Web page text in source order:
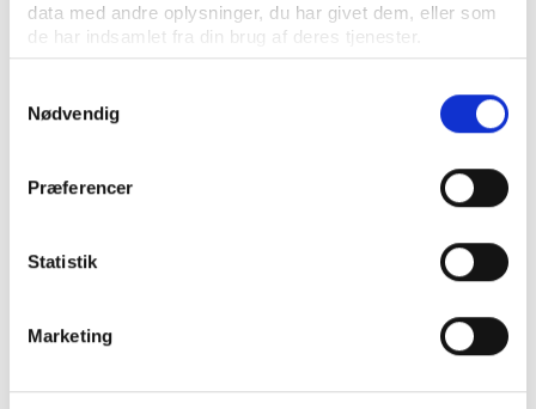
data med andre oplysninger, du har givet dem, eller som
de har indsamlet fra din brug af deres tjenester.
Nødvendig
Præferencer
Statistik
Marketing
KONTAKT OS
+45 3266 1030
idan@idan.dk